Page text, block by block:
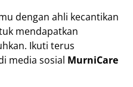
dengan ahli kecantikan
mendapatkan
Ikuti terus
media sosial MurniCare